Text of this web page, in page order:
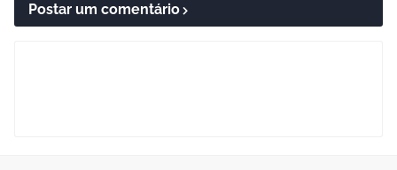
Postar um comentário